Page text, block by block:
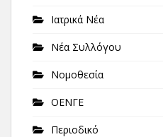
Ιατρικά Νέα
Νέα Συλλόγου
Νομοθεσία
ΟΕΝΓΕ
Περιοδικό